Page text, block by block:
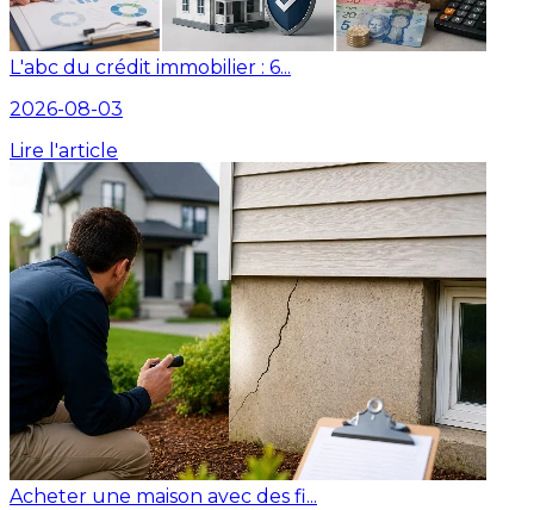
L'abc du crédit immobilier : 6...
2026-08-03
Lire l'article
Acheter une maison avec des fi...